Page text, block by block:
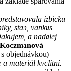
izbicku
stan, vankus
a nadalej
s objednávkou)
a materiál kvalitní.